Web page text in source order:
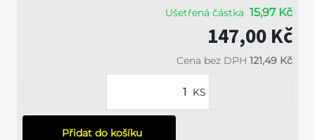
Ušetřená částka 15,97 Kč
147,00 Kč
Cena bez DPH 121,49 Kč
KS
Přidat do košíku